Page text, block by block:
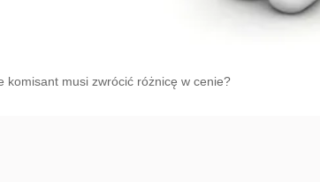
komisant musi zwrócić różnicę w cenie?